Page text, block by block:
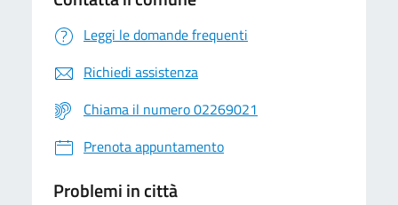
Leggi le domande frequenti
Richiedi assistenza
Chiama il numero 02269021
Prenota appuntamento
Problemi in città